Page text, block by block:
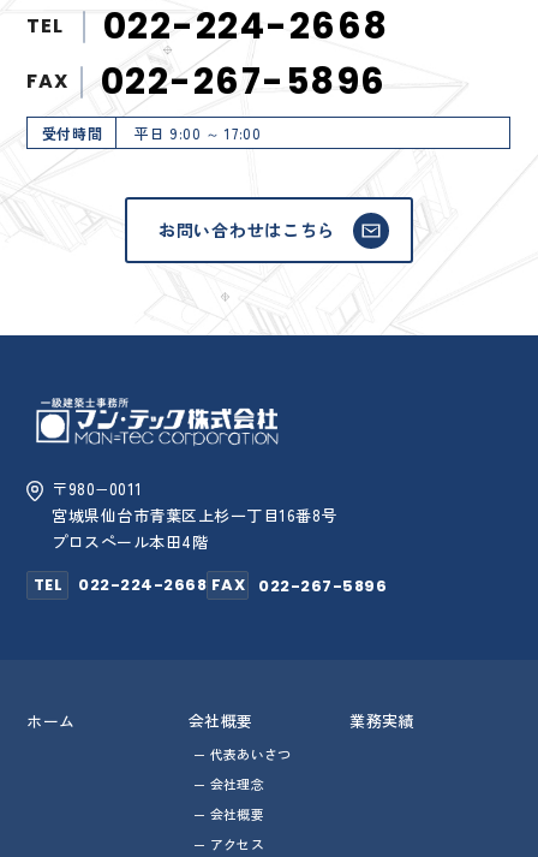
TEL 022-224-2668
FAX 022-267-5896
受付時間 平日 9:00 ～ 17:00
お問い合わせはこちら
〒980−0011
宮城県仙台市青葉区上杉一丁目16番8号
プロスペール本田4階
TEL
022-224-2668 FAX 022-267-5896
ホーム 会社概要
代表あいさつ
会社理念
会社概要
アクセス
業務実績